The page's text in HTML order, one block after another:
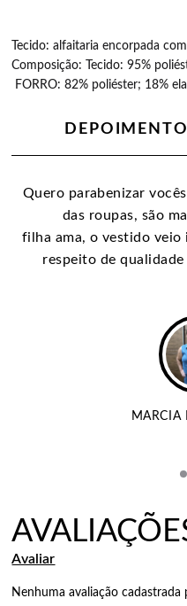
Tecido: alfaitaria encorpada
Composição: Tecido: 95%
FORRO: 82% poliéster; 18%
Quero parabenizar
das roupas, são
filha ama, o vestido
respeito de qualidade
MARCIA
Nenhuma avaliação cadastrada